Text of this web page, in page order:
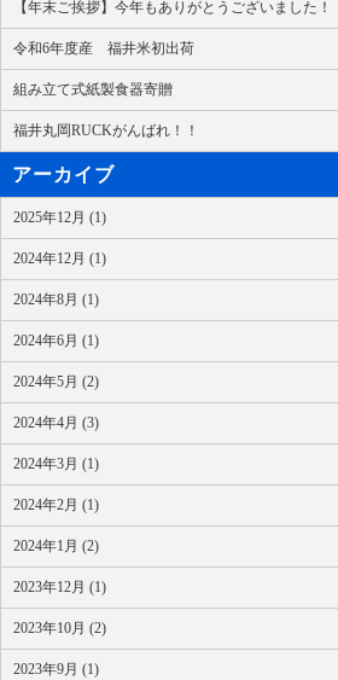
【年末ご挨拶】今年もありがとうございました！
令和6年度産 福井米初出荷
組み立て式紙製食器寄贈
福井丸岡RUCKがんばれ！！
アーカイブ
2025年12月 (1)
2024年12月 (1)
2024年8月 (1)
2024年6月 (1)
2024年5月 (2)
2024年4月 (3)
2024年3月 (1)
2024年2月 (1)
2024年1月 (2)
2023年12月 (1)
2023年10月 (2)
2023年9月 (1)